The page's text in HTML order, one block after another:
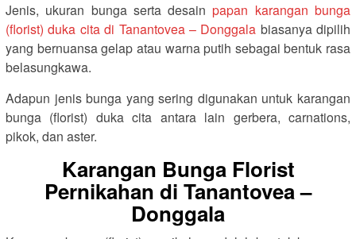
Jenis, ukuran bunga serta desainpapan karangan bunga
(florist) duka cita di Tanantovea – Donggala biasanya dipilih
yang bernuansa gelap atau warna putih sebagai bentuk rasa
belasungkawa.
Adapun jenis bunga yang sering digunakan untuk karangan
bunga (florist) duka cita antara lain gerbera, carnations,
pikok, dan aster.
Karangan Bunga Florist
Pernikahan di Tanantovea –
Donggala